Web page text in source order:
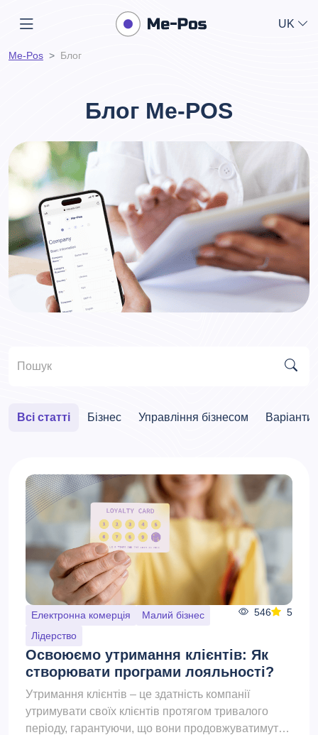
UK
Me-Pos Блог
Блог Me-POS
Всі статті Бізнес Управління бізнесом Варіанти
Електронна комерція
Малий бізнес
Лідерство
546 5
Освоюємо утримання клієнтів: Як
створювати програми лояльності?
Утримання клієнтів – це здатність компанії
утримувати своїх клієнтів протягом тривалого
періоду, гарантуючи, що вони продовжуватимуть